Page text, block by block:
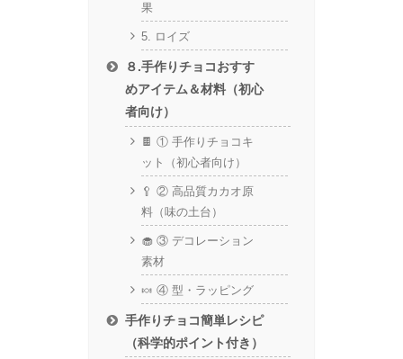
果
5. ロイズ
８.手作りチョコおすす
めアイテム＆材料（初心
者向け）
🍫 ① 手作りチョコキ
ット（初心者向け）
🥄 ② 高品質カカオ原
料（味の土台）
🧁 ③ デコレーション
素材
🍬 ④ 型・ラッピング
手作りチョコ簡単レシピ
（科学的ポイント付き）